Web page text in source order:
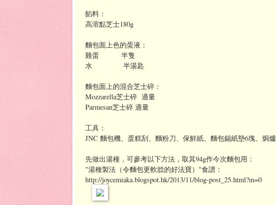
餡料：
高溶點芝士180g
麵包面上色的蛋液：
雞蛋 半隻
水 半湯匙
麵包面上的混合芝士碎：
Mozzarella芝士碎 適量
Parmesan芝士碎 適量
工具：
JNC 麵包機、蛋糕刮、麵粉刀、保鮮紙、麵包錫紙墊6塊、焗爐
先做出湯種，可參考以下方法，取其94g作今次麵包用：
"湯種製法（令麵包更軟腍的好法寶）"食譜：
http://joycemiaka.blogspot.hk/2013/11/blog-post_25.html?m=0